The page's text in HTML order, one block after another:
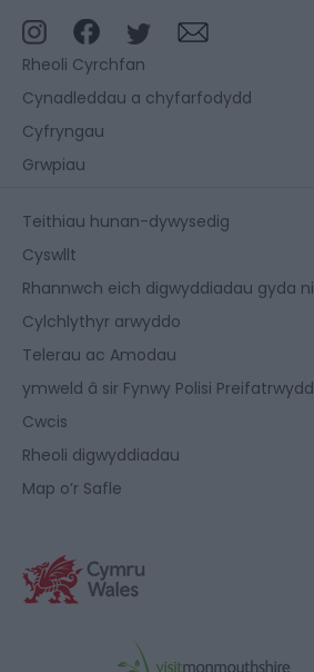
Rheoli Cyrchfan
Cynadleddau a chyfarfodydd
Cyfryngau
Grwpiau
Teithiau hunan-dywysedig
Cyswllt
Rhannwch eich digwyddiadau gyda ni
Cylchlythyr arwyddo
Telerau ac Amodau
ymweld â sir Fynwy Polisi Preifatrwydd
Cwcis
Rheoli digwyddiadau
Map o’r Safle